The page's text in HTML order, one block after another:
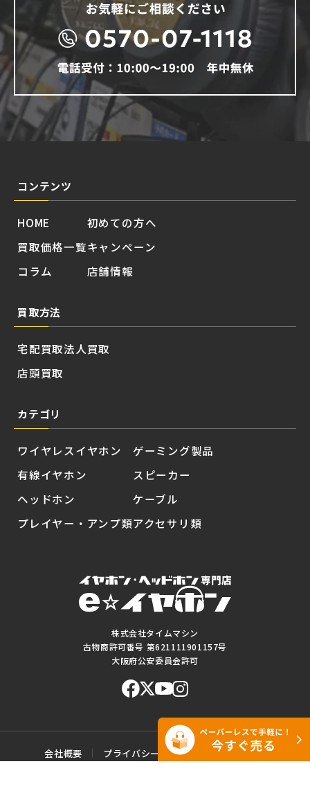
株式会社タイムマシン
古物商許可番号 第621111901157号
大阪府公安委員会許可
コンテンツ
HOME
買取価格一覧
コラム
初めての方へ
キャンペーン
店舗情報
買取方法
宅配買取
店頭買取
法人買取
カテゴリ
ワイヤレスイヤホン
有線イヤホン
ヘッドホン
プレイヤー・アンプ類
ゲーミング製品
スピーカー
ケーブル
アクセサリ類
会社概要 プライバシーポリシー
ご利用規約